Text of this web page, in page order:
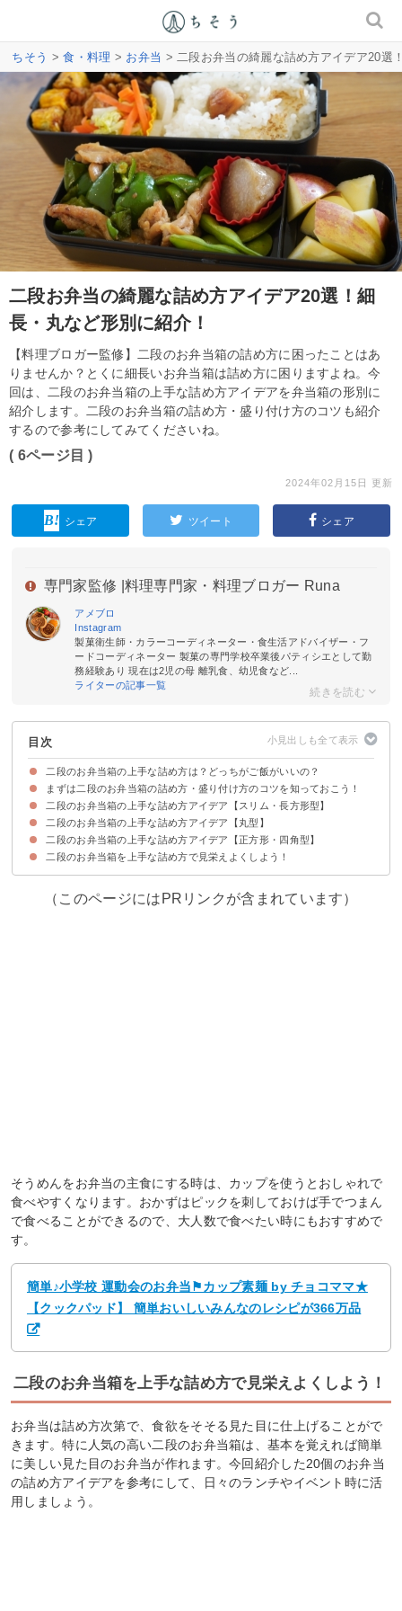
ちそう >食・料理 > お弁当 > 二段お弁当の綺麗な詰め方アイデア20選
二段お弁当の綺麗な詰め方アイデア20選！細
長・丸など形別に紹介！
【料理ブロガー監修】二段のお弁当箱の詰め方に困ったことはあ
りませんか？とくに細長いお弁当箱は詰め方に困りますよね。今
回は、二段のお弁当箱の上手な詰め方アイデアを弁当箱の形別に
紹介します。二段のお弁当箱の詰め方・盛り付け方のコツも紹介
するので参考にしてみてくださいね。
( 6ページ目 )
2024年02月15日 更新
シェア ツイート シェア
専門家監修 | 料理専門家・料理ブロガー Runa
アメブロ
Instagram
製菓衛生師・カラーコーディネーター・食生活アドバイザー・フ
ードコーディネーター 製菓の専門学校卒業後パティシエとして勤
務経験あり 現在は2児の母 離乳食、幼児食など...
ライターの記事一覧
目次
二段のお弁当箱の上手な詰め方は？どっちがご飯がいいの？
二段のお弁当箱の基本の使い方
まずは二段のお弁当箱の詰め方・盛り付け方のコツを知っておこう！
①大きいおかずから隙間なく詰める
②おかずを立てて高低差をつける
③彩りを鮮やかにする
二段のお弁当箱の上手な詰め方アイデア【スリム・長方形型】
①忙しい人向け時短詰め方弁当
②旦那向けボリューム弁当
③量を控えたい旦那向け俵おにぎり弁当
④女の子向けシマシマお弁当
⑤男子向けいなり弁当
⑥男子向け焼きそばパン弁当
⑦女の子向けくるくるロールサンド弁当
⑧3種のおこわおにぎり弁当
⑨おかずだけを詰めたボリューム弁当
二段のお弁当箱の上手な詰め方アイデア【丸型】
①冷やしそば弁当
②ボリューム満点どんぶり弁当
③リボンパスタがかわいいお弁当
④二段のわっぱ弁当
⑤ゴロゴロ栗と赤飯の弁当
⑥美しい市松模様弁当
⑦二段のかわいいキャラ弁当
二段のお弁当箱の上手な詰め方アイデア【正方形・四角型】
①おかずのみの行楽弁当
②インパクト抜群のフルーツサンド弁当
③仕切りを活用したおかずのみのお弁当
④カップそうめん弁当
二段のお弁当箱を上手な詰め方で見栄えよくしよう！
（このページにはPRリンクが含まれています）
そうめんをお弁当の主食にする時は、カップを使うとおしゃれで
食べやすくなります。おかずはピックを刺しておけば手でつまん
で食べることができるので、大人数で食べたい時にもおすすめで
す。
簡単♪小学校 運動会のお弁当⚑カップ素麺 by チョコママ★
【クックパッド】 簡単おいしいみんなのレシピが366万品
二段のお弁当箱を上手な詰め方で見栄えよくしよう！
お弁当は詰め方次第で、食欲をそそる見た目に仕上げることがで
きます。特に人気の高い二段のお弁当箱は、基本を覚えれば簡単
に美しい見た目のお弁当が作れます。今回紹介した20個のお弁当
の詰め方アイデアを参考にして、日々のランチやイベント時に活
用しましょう。